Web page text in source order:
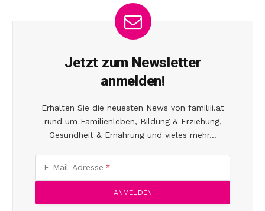
Jetzt zum Newsletter
anmelden!
Erhalten Sie die neuesten News von familiii.at
rund um Familienleben, Bildung & Erziehung,
Gesundheit & Ernährung und vieles mehr...
E-Mail-Adresse